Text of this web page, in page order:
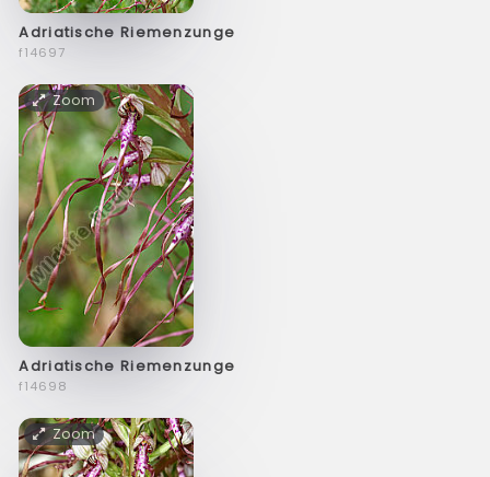
Adriatische Riemenzunge
f14697
Zoom
Adriatische Riemenzunge
f14698
Zoom